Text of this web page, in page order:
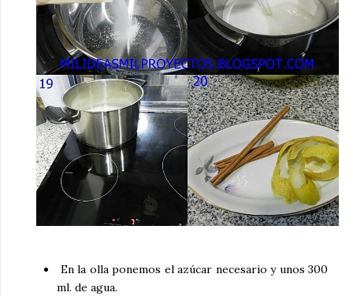
En la olla ponemos el azúcar necesario y unos 300
ml. de agua.